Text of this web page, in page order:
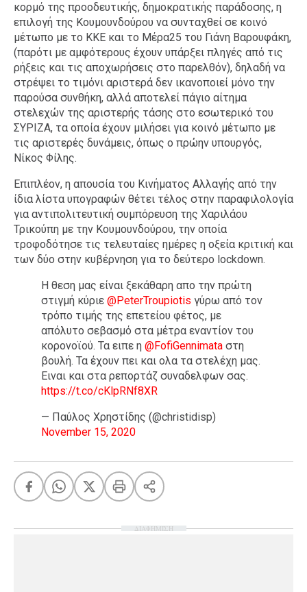
κορμό της προοδευτικής, δημοκρατικής παράδοσης, η
επιλογή της Κουμουνδούρου να συνταχθεί σε κοινό
μέτωπο με το ΚΚΕ και το Μέρα25 του Γιάνη Βαρουφάκη,
(παρότι με αμφότερους έχουν υπάρξει πληγές από τις
ρήξεις και τις αποχωρήσεις στο παρελθόν), δηλαδή να
στρέψει το τιμόνι αριστερά δεν ικανοποιεί μόνο την
παρούσα συνθήκη, αλλά αποτελεί πάγιο αίτημα
στελεχών της αριστερής τάσης στο εσωτερικό του
ΣΥΡΙΖΑ, τα οποία έχουν μιλήσει για κοινό μέτωπο με
τις αριστερές δυνάμεις, όπως ο πρώην υπουργός,
Νίκος Φίλης.
Επιπλέον, η απουσία του Κινήματος Αλλαγής από την
ίδια λίστα υπογραφών θέτει τέλος στην παραφιλολογία
για αντιπολιτευτική συμπόρευση της Χαριλάου
Τρικούπη με την Κουμουνδούρου, την οποία
τροφοδότησε τις τελευταίες ημέρες η οξεία κριτική και
των δύο στην κυβέρνηση για το δεύτερο lockdown.
Η θεση μας είναι ξεκάθαρη απο την πρώτη
στιγμή κύριε @PeterTroupiotis γύρω από τον
τρόπο τιμής της επετείου φέτος, με
απόλυτο σεβασμό στα μέτρα εναντίον του
κορονοϊού. Τα ειπε η @FofiGennimata στη
βουλή. Τα έχουν πει και ολα τα στελέχη μας.
Ειναι και στα ρεπορτάζ συναδελφων σας.
https://t.co/cKlpRNf8XR
— Παύλος Χρηστίδης (@christidisp)
November 15, 2020
ΔΙΑΦΗΜΙΣΗ